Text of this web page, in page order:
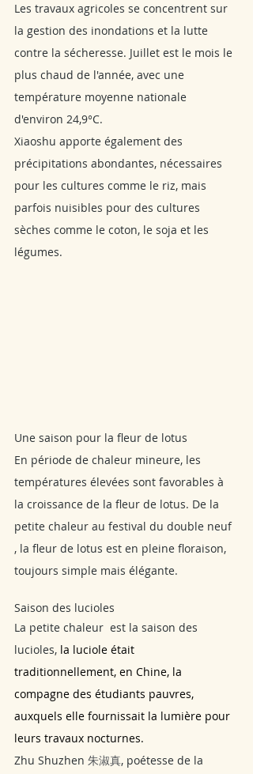
Les travaux agricoles se concentrent sur
la gestion des inondations et la lutte
contre la sécheresse. Juillet est le mois le
plus chaud de l'année, avec une
température moyenne nationale
d'environ 24,9°C.
Xiaoshu apporte également des
précipitations abondantes, nécessaires
pour les cultures comme le riz, mais
parfois nuisibles pour des cultures
sèches comme le coton, le soja et les
légumes.
Une saison pour la fleur de lotus
En période de chaleur mineure, les
températures élevées sont favorables à
la croissance de la fleur de lotus. De la
petite chaleur au festival du double neuf
, la fleur de lotus est en pleine floraison,
toujours simple mais élégante.
Saison des lucioles
La petite chaleur  est la saison des
lucioles, la luciole était
traditionnellement, en Chine, la
compagne des étudiants pauvres,
auxquels elle fournissait la lumière pour
leurs travaux nocturnes.
Zhu Shuzhen 朱淑真, poétesse de la